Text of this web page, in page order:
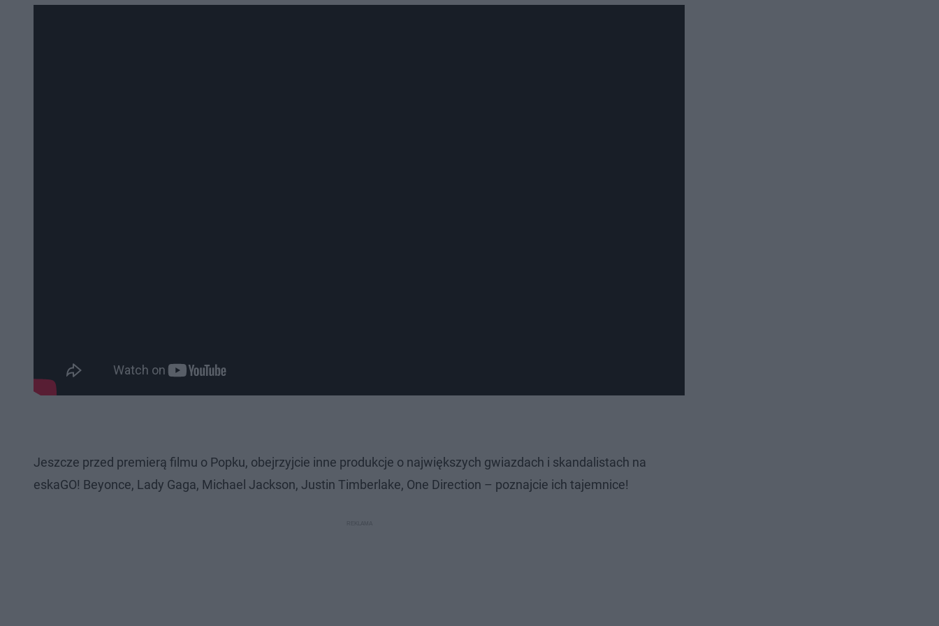
Jeszcze przed premierą filmu o Popku, obejrzyjcie inne produkcje o największych gwiazdach i skandalistach na
eskaGO! Beyonce, Lady Gaga, Michael Jackson, Justin Timberlake, One Direction – poznajcie ich tajemnice!